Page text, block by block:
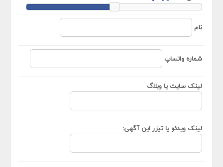
نام
شماره واتساپ
لینک سایت یا وبلاگ
لینک ویدئو یا تیزر این آگهی: